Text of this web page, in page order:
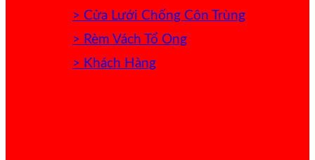
> Cửa Lưới Chống Côn Trùng
> Rèm Vách Tổ Ong
> Khách Hàng